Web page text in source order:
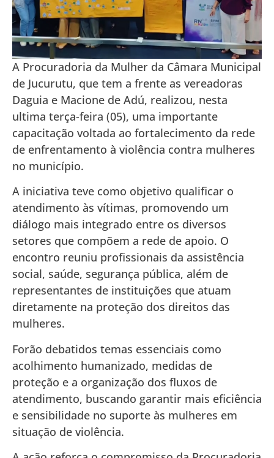
A Procuradoria da Mulher da Câmara Municipal
de Jucurutu, que tem a frente as vereadoras
Daguia e Macione de Adú, realizou, nesta
ultima terça-feira (05), uma importante
capacitação voltada ao fortalecimento da rede
de enfrentamento à violência contra mulheres
no município.
A iniciativa teve como objetivo qualificar o
atendimento às vítimas, promovendo um
diálogo mais integrado entre os diversos
setores que compõem a rede de apoio. O
encontro reuniu profissionais da assistência
social, saúde, segurança pública, além de
representantes de instituições que atuam
diretamente na proteção dos direitos das
mulheres.
Forão debatidos temas essenciais como
acolhimento humanizado, medidas de
proteção e a organização dos fluxos de
atendimento, buscando garantir mais eficiência
e sensibilidade no suporte às mulheres em
situação de violência.